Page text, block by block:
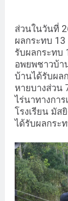
ส่วนในวันที่
ผลกระทบ
รับผลกระทบ
อพยพชาวบ้า
บ้านได้รับผล
หายบางส่วน
ไร่นาทางกา
โรงเรียน มัส
ได้รับผลกระ